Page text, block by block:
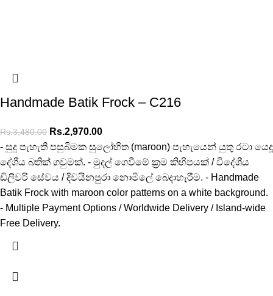
Handmade Batik Frock – C216
Rs.3,480.00 Rs.2,970.00
- සුදු පැහැති පසුබිමක සුලෝහිත (maroon) පැහැයෙන් යුතු රටා යෙදූ
දේශීය බතික් ගවුමක්. - මුදල් ගෙවීමේ ක්‍රම කිහිපයක් / විදේශීය
ඩිලිවරි සේවය / දිවයිනපුරා නොමිලේ බෙදාහැරීම. - Handmade
Batik Frock with maroon color patterns on a white background.
- Multiple Payment Options / Worldwide Delivery / Island-wide
Free Delivery.